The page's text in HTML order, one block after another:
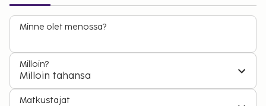
Minne olet menossa?
Milloin?
Milloin tahansa
Matkustajat